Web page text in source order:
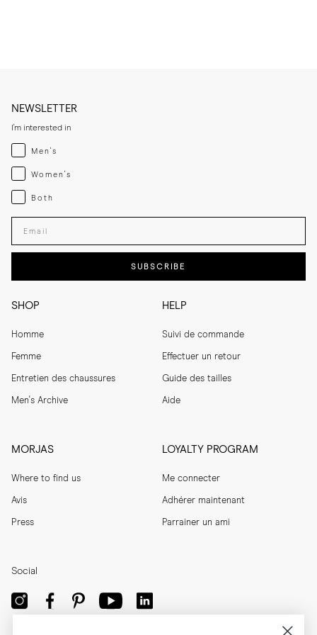
SHOP
Homme
Femme
Entretien des chaussures
Men's Archive
HELP
Suivi de commande
Effectuer un retour
Guide des tailles
Aide
MORJAS
Where to find us
Avis
Press
LOYALTY PROGRAM
Me connecter
Adhérer maintenant
Parrainer un ami
NEWSLETTER
I'm interested in
Menswear
Men's
Womenswear
Women's
Both
Both
Enter your email adress
SUBSCRIBE
Social